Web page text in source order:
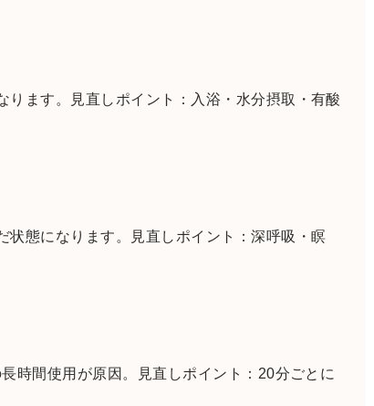
ます。見直しポイント：入浴・水分摂取・有酸
状態になります。見直しポイント：深呼吸・瞑
時間使用が原因。見直しポイント：20分ごとに